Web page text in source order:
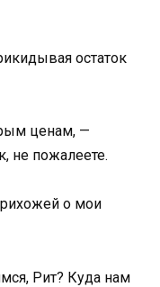
остаток
ценам, —
не пожалеете.
о мои
Рит? Куда нам